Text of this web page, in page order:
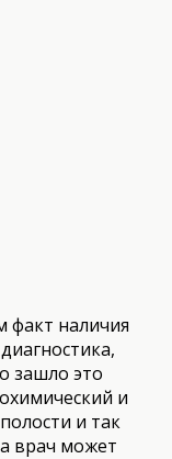
факт наличия
зашло это
и
и так
врач может